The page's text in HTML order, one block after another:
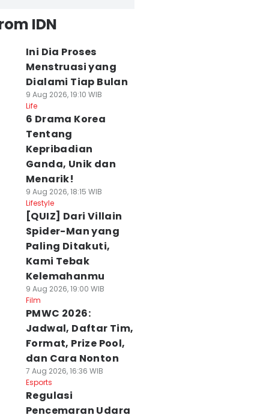
IDN
Ini Dia Proses
Menstruasi yang
Dialami Tiap Bulan
9 Aug 2026, 19:10 WIB
Life
6 Drama Korea
Tentang
Kepribadian
Ganda, Unik dan
Menarik!
9 Aug 2026, 18:15 WIB
Lifestyle
[QUIZ] Dari Villain
Spider-Man yang
Paling Ditakuti,
Kami Tebak
Kelemahanmu
9 Aug 2026, 19:00 WIB
Film
PMWC 2026:
Jadwal, Daftar Tim,
Format, Prize Pool,
dan Cara Nonton
7 Aug 2026, 16:36 WIB
Esports
Regulasi
Pencemaran Udara